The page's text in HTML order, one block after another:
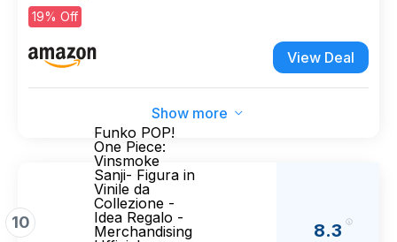
Figura in Vinile da Collezione - Idea Regalo -
Merchandising Ufficiale - Giocattoli per Bambini
e Adulti
19% Off
View Deal
Show more
10
Funko POP!
One Piece:
Vinsmoke
Sanji- Figura in
Vinile da
Collezione -
Idea Regalo -
Merchandising
8.3